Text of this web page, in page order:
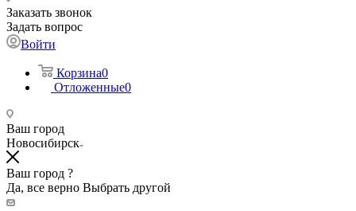
Заказать звонок
Задать вопрос
Войти
Корзина0
Отложенные0
Ваш город
Новосибирск
Ваш город ?
Да, все верно Выбрать другой